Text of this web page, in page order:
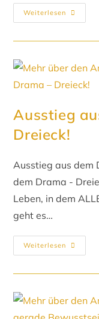
Weiterlesen
Ausstieg
Dreieck!
Ausstieg aus dem
dem Drama -
Leben, in dem
geht es…
Weiterlesen